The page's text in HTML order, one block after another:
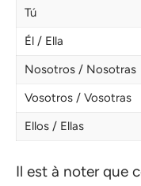
Tú
Él / Ella
Nosotros / Nosotras
Vosotros / Vosotras
Ellos / Ellas
Il est à noter que